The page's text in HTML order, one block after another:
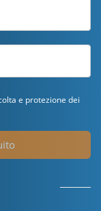
e protezione dei